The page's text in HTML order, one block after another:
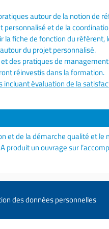
autour de la notion de
personnalisé et de la
la fiche de fonction du référent,
du projet personnalisé.
des pratiques de
réinvestis dans la formation.
évaluation de la
et de la démarche qualité et
produit un ouvrage sur
des données personnelles